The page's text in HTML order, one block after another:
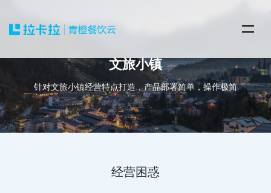
文旅小镇
针对文旅小镇经营特点打造，产品部署简单，操作极简
经营困惑